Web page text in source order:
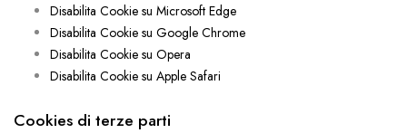
Disabilita Cookie su Microsoft Edge
Disabilita Cookie su Google Chrome
Disabilita Cookie su Opera
Disabilita Cookie su Apple Safari
Cookies di terze parti